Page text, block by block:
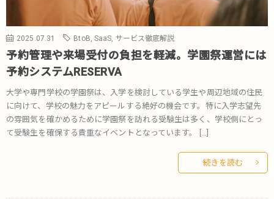
2025.07.31 BtoB SaaS サービス徹底解説
予約管理や来場受付の負担を軽減。学園祭運営には
予約システムRESERVA
大学や専門学校の学園祭は、入学を検討している学生や周辺地域の住民
に向けて、学校の魅力をアピールする絶好の機会です。特に入学志望先
の雰囲気を確かめるために学園祭を訪れる受験生は多く、学校側にとっ
て受験生を確保する貴重なイベントとなっています。 […]
続きを読む